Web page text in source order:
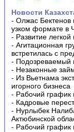
Новости
- Олжас Бектенов
узком формате в
- Развитие
- Агитационная
встретилась с
- Подозреваемый
- Незаконные
- Из Вьетнама
игорного бизнеса
- Рабочий график
- Кадровые
- Нурлыбек
Актюбинской
- Рабочий график